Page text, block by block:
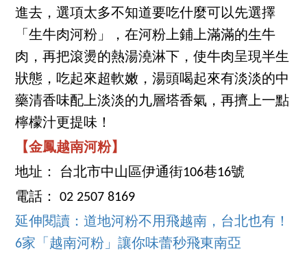
進去，選項太多不知道要吃什麼可以先選擇
「生牛肉河粉」，在河粉上鋪上滿滿的生牛
肉，再把滾燙的熱湯澆淋下，使牛肉呈現半生
狀態，吃起來超軟嫩，湯頭喝起來有淡淡的中
藥清香味配上淡淡的九層塔香氣，再擠上一點
檸檬汁更提味！
【金鳳越南河粉】
地址： 台北市中山區伊通街106巷16號
電話： 02 2507 8169
延伸閱讀：道地河粉不用飛越南，台北也有！
6家「越南河粉」讓你味蕾秒飛東南亞